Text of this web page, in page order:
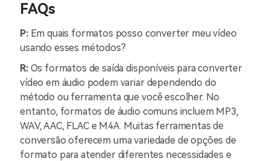
FAQs
P: Em quais formatos posso converter meu vídeo
usando esses métodos?
R: Os formatos de saída disponíveis para converter
vídeo em áudio podem variar dependendo do
método ou ferramenta que você escolher. No
entanto, formatos de áudio comuns incluem MP3,
WAV, AAC, FLAC e M4A. Muitas ferramentas de
conversão oferecem uma variedade de opções de
formato para atender diferentes necessidades e